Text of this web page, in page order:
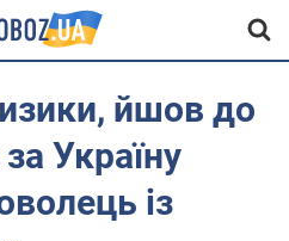
йшов до
Україну
із